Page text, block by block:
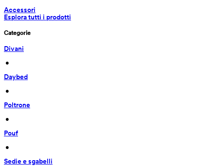
Accessori
Esplora tutti i prodotti
Categorie
Divani
•
Daybed
•
Poltrone
•
Pouf
•
Sedie e sgabelli